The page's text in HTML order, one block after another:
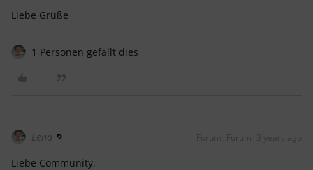
Liebe Grüße
1 Personen gefällt dies
Lena Forum|Forum|3 years ago
Liebe Community,